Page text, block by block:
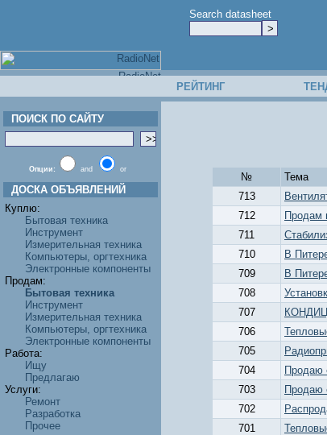
Search datasheet
РЕЙТИНГ
ПОИСК ПО САЙТУ
Опции: and or
ДОСКА ОБЪЯВЛЕНИЙ
Куплю:
Бытовая техника
Инструмент
Измерительная техника
Компьютеры, оргтехника
Электронные компоненты
Продам:
Бытовая техника
Инструмент
Измерительная техника
Компьютеры, оргтехника
Электронные компоненты
Работа:
Ищу
Предлагаю
Услуги:
Ремонт
Разработка
Прочее
№ Тема
713
712
Продам
711
710
В
709
В
708
707
706
705
704
Продаю
703
Продаю
702
701